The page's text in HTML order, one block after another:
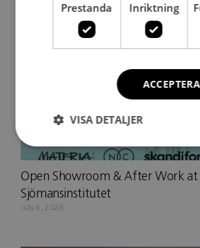
Open Showroom & After Work at
Sjömansinstitutet
July 6, 2026
Prestanda Inriktning
VISA DETALJER